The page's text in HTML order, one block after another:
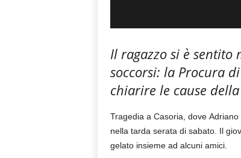
Il ragazzo si è
soccorsi: la Procura
chiarire le cause
Tragedia a Casoria, dove
nella tarda serata di sabato. Il
gelato insieme ad alcuni amici.